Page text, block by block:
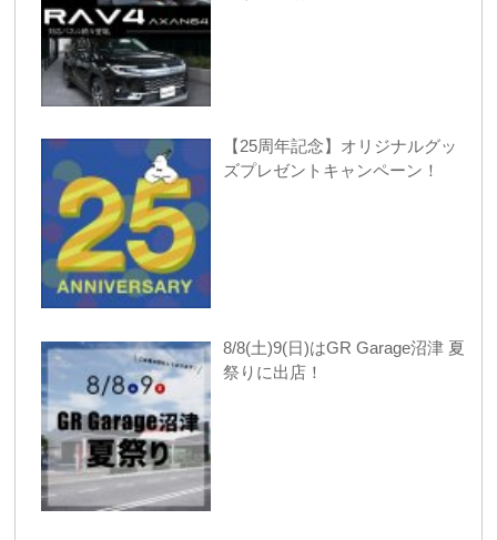
【25周年記念】オリジナルグッ
ズプレゼントキャンペーン！
8/8(土)9(日)はGR Garage沼津 夏
祭りに出店！